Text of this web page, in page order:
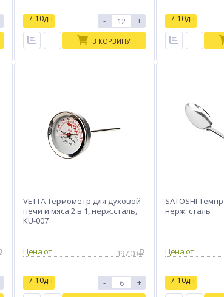
7-10дн - +
В КОРЗИНУ
7-10дн
VETTA Термометр для духовой
печи и мяса 2 в 1, нерж.сталь,
KU-007
Цена от 197.00
7-10дн - +
SATOSHI
нерж. сталь
Цена от
7-10дн